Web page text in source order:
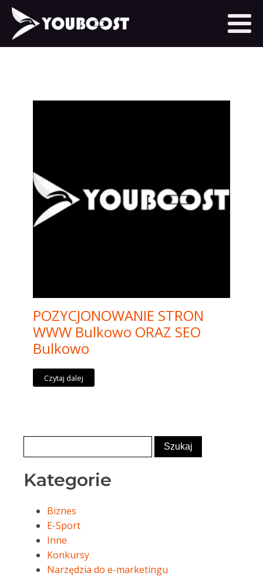
POZYCJONOWANIE STRON
WWW Bulkowo ORAZ SEO
Bulkowo
Czytaj dalej
Kategorie
Biznes
E-Sport
Inne
Konkursy
Narzędzia do e-marketingu